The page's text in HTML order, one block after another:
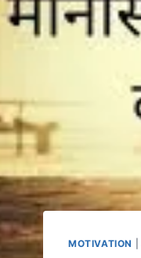
MOTIVATION